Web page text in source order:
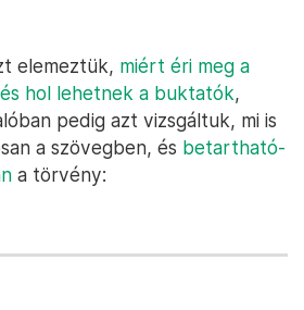
elemeztük, miért éri meg a
hol lehetnek a buktatók,
pedig azt vizsgáltuk, mi is
a szövegben, és betartható-
a törvény: